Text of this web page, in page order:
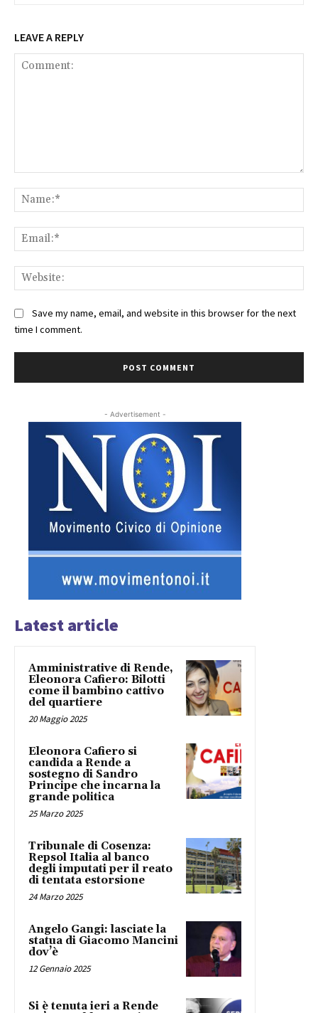
LEAVE A REPLY
Save my name, email, and website in this browser for the next
time I comment.
- Advertisement -
Latest article
Amministrative di Rende,
Eleonora Cafiero: Bilotti
come il bambino cattivo
del quartiere
20 Maggio 2025
Eleonora Cafiero si
candida a Rende a
sostegno di Sandro
Principe che incarna la
grande politica
25 Marzo 2025
Tribunale di Cosenza:
Repsol Italia al banco
degli imputati per il reato
di tentata estorsione
24 Marzo 2025
Angelo Gangi: lasciate la
statua di Giacomo Mancini
dov’è
12 Gennaio 2025
Si è tenuta ieri a Rende